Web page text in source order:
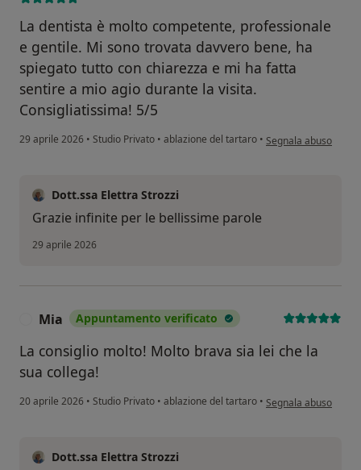
La dentista è molto competente, professionale
e gentile. Mi sono trovata davvero bene, ha
spiegato tutto con chiarezza e mi ha fatta
sentire a mio agio durante la visita.
Consigliatissima! 5/5
29 aprile 2026 • Studio Privato • ablazione del tartaro • secondo l'opinione
Segnala abuso
Dott.ssa Elettra Strozzi
Grazie infinite per le bellissime parole
29 aprile 2026
Mia Appuntamento verificato
La consiglio molto! Molto brava sia lei che la
sua collega!
20 aprile 2026 • Studio Privato • ablazione del tartaro • secondo l'opinione
Segnala abuso
Dott.ssa Elettra Strozzi